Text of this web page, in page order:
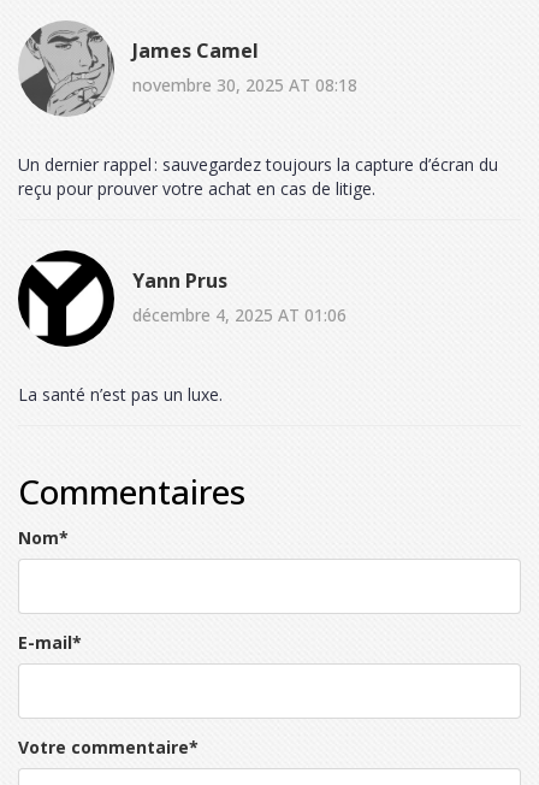
James Camel
novembre 30, 2025 AT 08:18
Un dernier rappel : sauvegardez toujours la capture d’écran du
reçu pour prouver votre achat en cas de litige.
Yann Prus
décembre 4, 2025 AT 01:06
La santé n’est pas un luxe.
Commentaires
Nom*
E-mail*
Votre commentaire*